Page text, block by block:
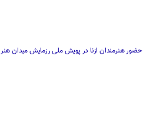
حضور هنرمندان ازنا در پویش ملی رزمایش میدان هنر